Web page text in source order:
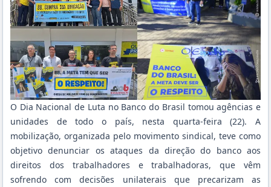
O Dia Nacional de Luta no Banco do Brasil tomou agências e
unidades de todo o país, nesta quarta-feira (22). A
mobilização, organizada pelo movimento sindical, teve como
objetivo denunciar os ataques da direção do banco aos
direitos dos trabalhadores e trabalhadoras, que vêm
sofrendo com decisões unilaterais que precarizam as